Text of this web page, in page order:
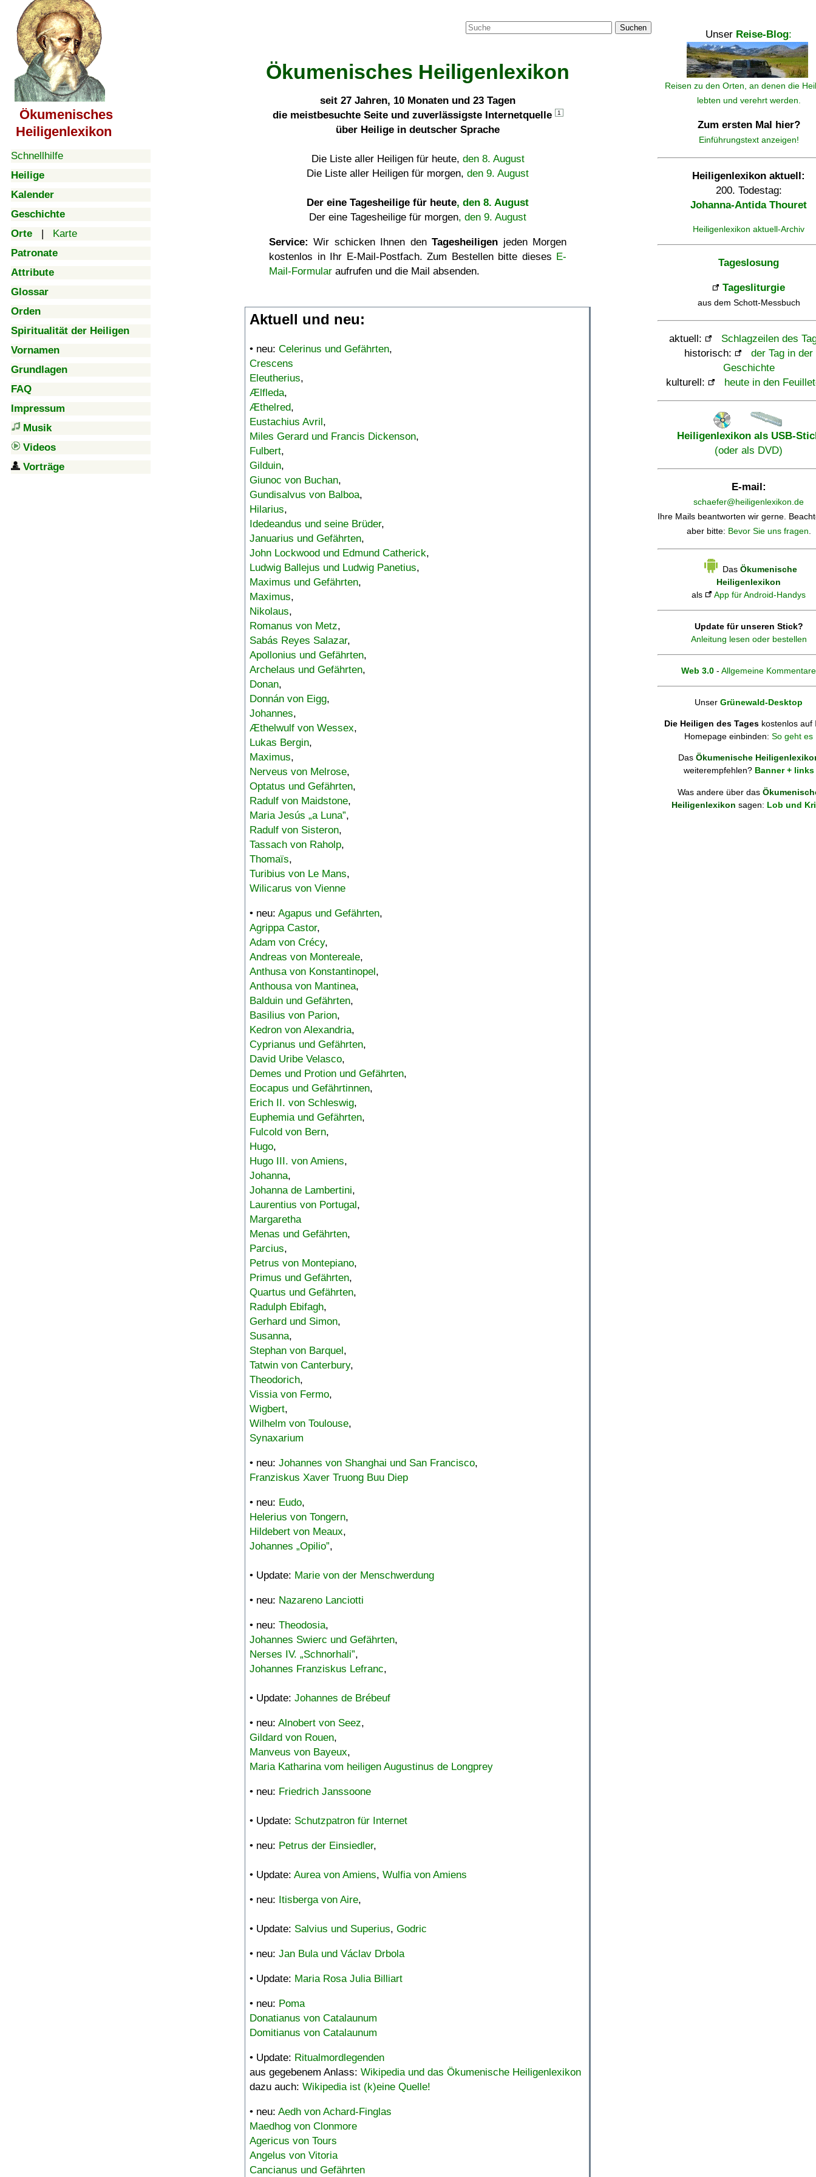
Ökumenisches
Heiligenlexikon
Schnellhilfe
Heilige
Kalender
Geschichte
Orte | Karte
Patronate
Attribute
Glossar
Orden
Spiritualität der Heiligen
Vornamen
Grundlagen
FAQ
Impressum
Musik
Videos
Vorträge
Suchen
Ökumenisches Heiligenlexikon
seit 27 Jahren, 10 Monaten und 23 Tagen
die meistbesuchte Seite und zuverlässigste Internetquelle
1
über Heilige in deutscher Sprache
Die Liste aller Heiligen für heute, den 8. August
Die Liste aller Heiligen für morgen, den 9. August
Der eine Tagesheilige für heute, den 8. August
Der eine Tagesheilige für morgen, den 9. August
Service: Wir schicken Ihnen denTagesheiligen jeden Morgen
kostenlos in Ihr E-Mail-Postfach. Zum Bestellen bitte dieses E-
Mail-Formular aufrufen und die Mail absenden.
Aktuell und neu:
• neu: Celerinus und Gefährten,
Crescens
Eleutherius,
Ælfleda,
Æthelred,
Eustachius Avril,
Miles Gerard und Francis Dickenson,
Fulbert,
Gilduin,
Giunoc von Buchan,
Gundisalvus von Balboa,
Hilarius,
Idedeandus und seine Brüder,
Januarius und Gefährten,
John Lockwood und Edmund Catherick,
Ludwig Ballejus und Ludwig Panetius,
Maximus und Gefährten,
Maximus,
Nikolaus,
Romanus von Metz,
Sabás Reyes Salazar,
Apollonius und Gefährten,
Archelaus und Gefährten,
Donan,
Donnán von Eigg,
Johannes,
Æthelwulf von Wessex,
Lukas Bergin,
Maximus,
Nerveus von Melrose,
Optatus und Gefährten,
Radulf von Maidstone,
Maria Jesús „a Luna”,
Radulf von Sisteron,
Tassach von Raholp,
Thomaïs,
Turibius von Le Mans,
Wilicarus von Vienne
• neu: Agapus und Gefährten,
Agrippa Castor,
Adam von Crécy,
Andreas von Montereale,
Anthusa von Konstantinopel,
Anthousa von Mantinea,
Balduin und Gefährten,
Basilius von Parion,
Kedron von Alexandria,
Cyprianus und Gefährten,
David Uribe Velasco,
Demes und Protion und Gefährten,
Eocapus und Gefährtinnen,
Erich II. von Schleswig,
Euphemia und Gefährten,
Fulcold von Bern,
Hugo,
Hugo III. von Amiens,
Johanna,
Johanna de Lambertini,
Laurentius von Portugal,
Margaretha
Menas und Gefährten,
Parcius,
Petrus von Montepiano,
Primus und Gefährten,
Quartus und Gefährten,
Radulph Ebifagh,
Gerhard und Simon,
Susanna,
Stephan von Barquel,
Tatwin von Canterbury,
Theodorich,
Vissia von Fermo,
Wigbert,
Wilhelm von Toulouse,
Synaxarium
• neu: Johannes von Shanghai und San Francisco,
Franziskus Xaver Truong Buu Diep
• neu: Eudo,
Helerius von Tongern,
Hildebert von Meaux,
Johannes „Opilio”,
• Update: Marie von der Menschwerdung
• neu: Nazareno Lanciotti
• neu: Theodosia,
Johannes Swierc und Gefährten,
Nerses IV. „Schnorhali”,
Johannes Franziskus Lefranc,
• Update: Johannes de Brébeuf
• neu: Alnobert von Seez,
Gildard von Rouen,
Manveus von Bayeux,
Maria Katharina vom heiligen Augustinus de Longprey
• neu: Friedrich Janssoone
• Update: Schutzpatron für Internet
• neu: Petrus der Einsiedler,
• Update: Aurea von Amiens, Wulfia von Amiens
• neu: Itisberga von Aire,
• Update: Salvius und Superius, Godric
• neu: Jan Bula und Václav Drbola
• Update: Maria Rosa Julia Billiart
• neu: Poma
Donatianus von Catalaunum
Domitianus von Catalaunum
• Update: Ritualmordlegenden
aus gegebenem Anlass: Wikipedia und das Ökumenische Heiligenlexikon
dazu auch: Wikipedia ist (k)eine Quelle!
• neu: Aedh von Achard-Finglas
Maedhog von Clonmore
Agericus von Tours
Angelus von Vitoria
Cancianus und Gefährten
Unser Reise-Blog:
Reisen zu den Orten, an denen die
lebten und verehrt werden.
Zum ersten Mal hier?
Einführungstext anzeigen!
Heiligenlexikon aktuell:
200. Todestag:
Johanna-Antida Thouret
Heiligenlexikon aktuell-Archiv
Tageslosung
Tagesliturgie
aus dem Schott-Messbuch
aktuell:
Schlagzeilen des
historisch:
der Tag in der
Geschichte
kulturell:
heute in den
Heiligenlexikon als USB-
(oder als DVD)
E-mail:
schaefer@heiligenlexikon.de
Ihre Mails beantworten wir gerne.
aber bitte: Bevor Sie uns fragen.
Das Ökumenische
Heiligenlexikon
als
App für Android-Handys
Update für unseren Stick?
Anleitung lesen oder bestellen
Web 3.0 - Allgemeine Kommentare
Unser Grünewald-Desktop
Die Heiligen des Tages kostenlos auf
Homepage einbinden: So geht es
Das Ökumenische
weiterempfehlen? Banner + links
Was andere über das
Heiligenlexikon sagen: Lob und